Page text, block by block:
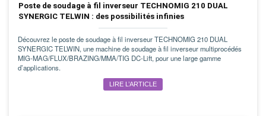
Poste de soudage à fil inverseur TECHNOMIG 210 DUAL
SYNERGIC TELWIN : des possibilités infinies
Découvrez le poste de soudage à fil inverseur TECHNOMIG 210 DUAL
SYNERGIC TELWIN, une machine de soudage à fil inverseur multiprocédés
MIG-MAG/FLUX/BRAZING/MMA/TIG DC-Lift, pour une large gamme
d’applications.
LIRE L’ARTICLE